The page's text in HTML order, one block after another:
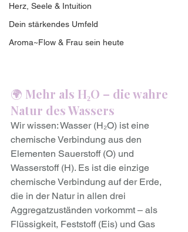
Herz, Seele & Intuition
Dein stärkendes Umfeld
Aroma~Flow & Frau sein heute
🌍 Mehr als H₂O – die wahre
Natur des Wassers
Wir wissen: Wasser (H₂O) ist eine
chemische Verbindung aus den
Elementen Sauerstoff (O) und
Wasserstoff (H). Es ist die einzige
chemische Verbindung auf der Erde,
die in der Natur in allen drei
Aggregatzuständen vorkommt – als
Flüssigkeit, Feststoff (Eis) und Gas